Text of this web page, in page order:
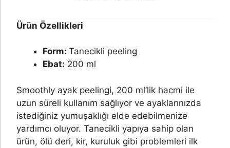
Ürün Özellikleri
Form: Tanecikli peeling
Ebat: 200 ml
Smoothly ayak peelingi, 200 ml’lik hacmi ile
uzun süreli kullanım sağlıyor ve ayaklarınızda
istediğiniz yumuşaklığı elde edebilmenize
yardımcı oluyor. Tanecikli yapıya sahip olan
ürün, ölü deri, kir, kuruluk gibi problemleri ilk